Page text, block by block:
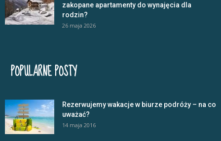
zakopane apartamenty do wynajęcia dla
rodzin?
26 maja 2026
POPULARNE POSTY
Rezerwujemy wakacje w biurze podróży – na co
uważać?
14 maja 2016